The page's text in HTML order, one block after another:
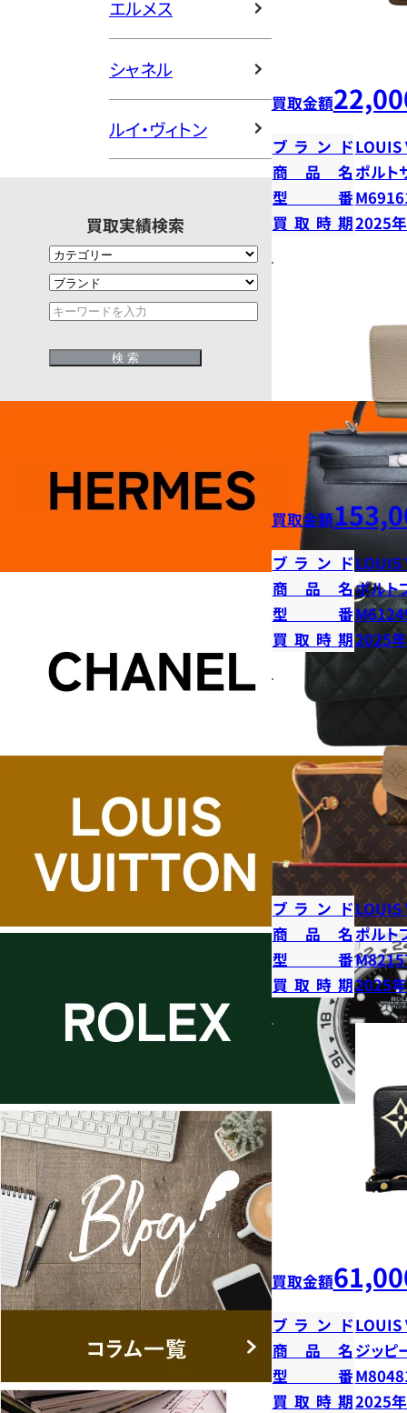
エルメス
シャネル
ルイ・ヴィトン
買取実績検索
買取金額
ブランドLOUIS
商品名ポルト
型番
買取時期2025
買取金額
ブランドLOUIS
商品名ポルト
型番
買取時期2025
ブランドLOUIS
商品名ポルト
型番
買取時期2025
買取金額
ブランドLOUIS
商品名 ジッピ
型番
買取時期2025